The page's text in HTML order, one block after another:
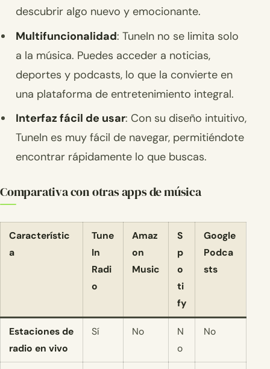
descubrir algo nuevo y emocionante.
Multifuncionalidad: TuneIn no se limita solo
a la música. Puedes acceder a noticias,
deportes y podcasts, lo que la convierte en
una plataforma de entretenimiento integral.
Interfaz fácil de usar: Con su diseño intuitivo,
TuneIn es muy fácil de navegar, permitiéndote
encontrar rápidamente lo que buscas.
Comparativa con otras apps de música
Característic
a
Tune
In
Radi
o
Amaz
on
Music
S
p
o
ti
fy
Google
Podca
sts
Estaciones de
radio en vivo
Sí No
N
o
No